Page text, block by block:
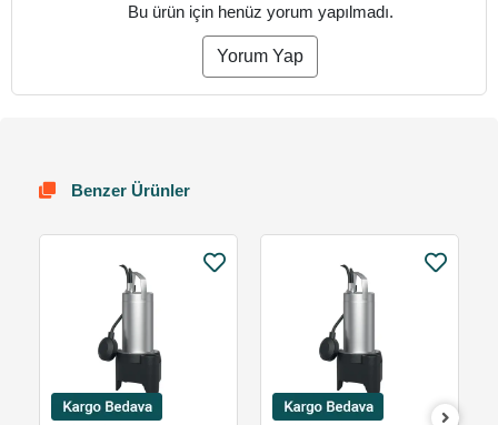
Bu ürün için henüz yorum yapılmadı.
Yorum Yap
Benzer Ürünler